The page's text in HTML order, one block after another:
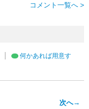
コメント一覧へ >
何かあれば用意す
次へ→